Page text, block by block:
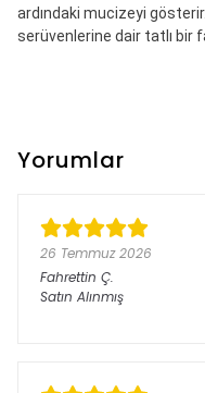
ardındaki mucizeyi
serüvenlerine dair tatlı bir
Yorumlar
26 Temmuz 2026
Fahrettin Ç.
Satın Alınmış